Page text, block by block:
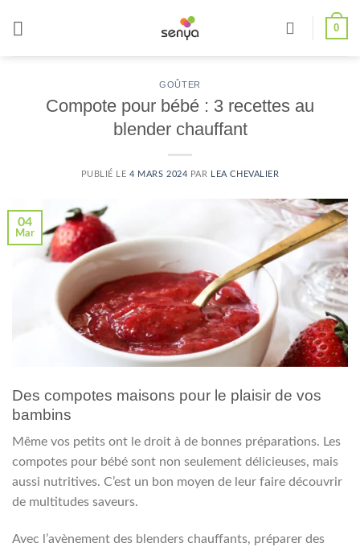
0
GOÛTER
Compote pour bébé : 3 recettes au
blender chauffant
PUBLIÉ LE4 MARS 2024 PAR LEA CHEVALIER
04
Mar
Des compotes maisons pour le plaisir de vos
bambins
Même vos petits ont le droit à de bonnes préparations. Les
compotes pour bébé sont non seulement délicieuses, mais
aussi nutritives. C’est un bon moyen de leur faire découvrir
de multitudes saveurs.
Avec l’avènement des blenders chauffants, préparer des